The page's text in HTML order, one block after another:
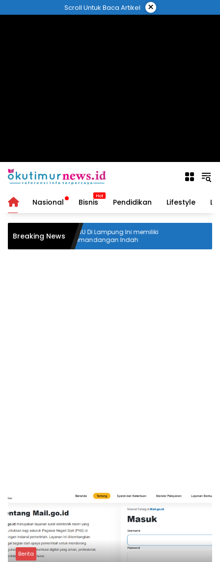
ke
Scroll Untuk Baca Artikel ×
HomeNasional Bisnis Pendidikan Lifestyle
Breaking News
SPBU Di Lampung Ini memiliki
pemandangan Indah
Berita